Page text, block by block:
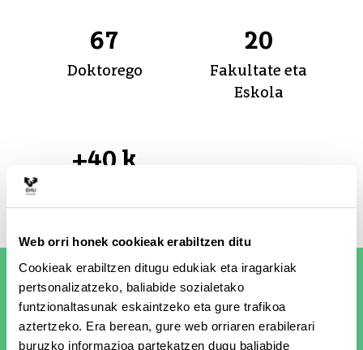
Web orri honek cookieak erabiltzen ditu
Cookieak erabiltzen ditugu edukiak eta iragarkiak
pertsonalizatzeko, baliabide sozialetako
funtzionaltasunak eskaintzeko eta gure trafikoa
aztertzeko. Era berean, gure web orriaren erabilerari
buruzko informazioa partekatzen dugu baliabide
67
Doktorego
20
Fakultate eta
Eskola
+40 k
Albisteak